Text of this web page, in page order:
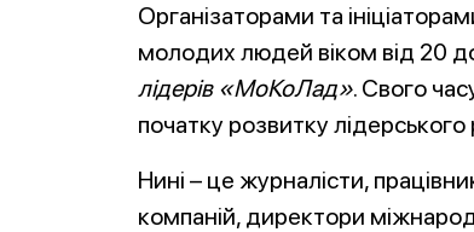
Організаторами та
молодих людей віком від 20
лідерів «МоКоЛад». Свого
початку розвитку
Нині – це журналісти,
компаній, директори